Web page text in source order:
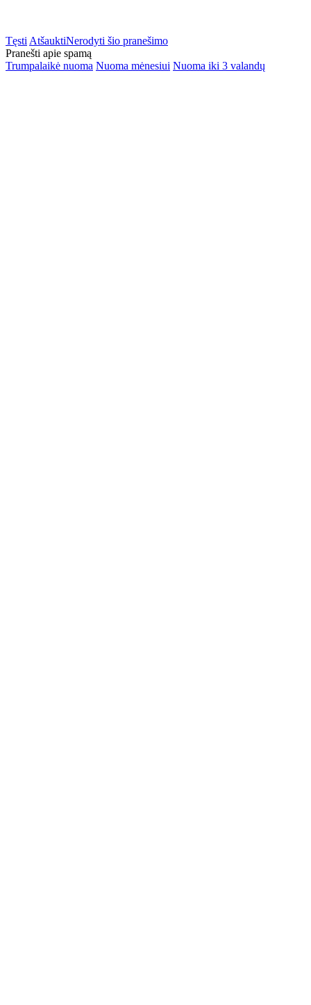
Tęsti AtšauktiNerodyti šio pranešimo
Pranešti apie spamą
Trumpalaikė nuoma Nuoma mėnesiui Nuoma iki 3 valandų